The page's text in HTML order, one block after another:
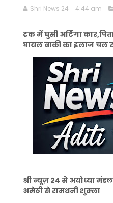
Shri News 24 4:44 am
ट्रक में घुसी अर्टिगा
घायल बाकी का इलाज चल
श्री न्यूज़ 24 से अयोध्या
अमेठी से रामधनी शुक्ला